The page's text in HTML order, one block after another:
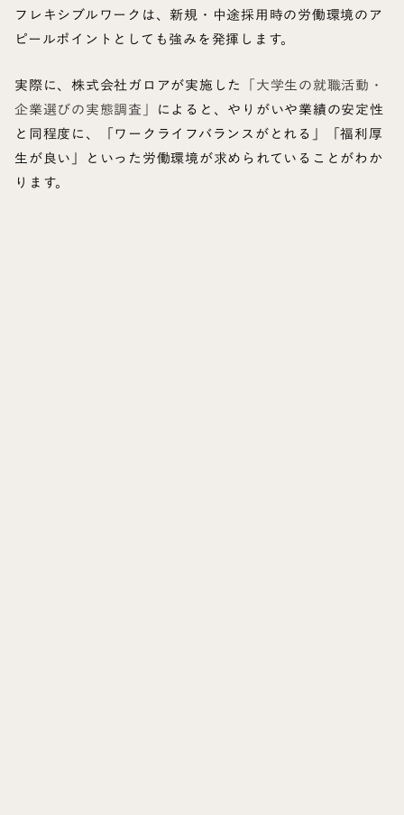
フレキシブルワークは、新規・中途採用時の労働環境のア
ピールポイントとしても強みを発揮します。
実際に、株式会社ガロアが実施した 「大学生の就職活動・
企業選びの実態調査」 によると、やりがいや業績の安定性
と同程度に、「ワークライフバランスがとれる」「福利厚
生が良い」といった労働環境が求められていることがわか
り ます。